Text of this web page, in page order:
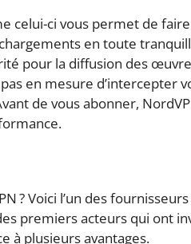
celui-ci vous permet de
en toute
pour la diffusion des
en mesure d’intercepter
de vous abonner,
? Voici l’un des
premiers acteurs qui ont
à plusieurs avantages.